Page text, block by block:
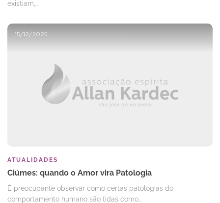
existiam,…
15/12/2025
ATUALIDADES
Ciúmes: quando o Amor vira Patologia
É preocupante observar como certas patologias do
comportamento humano são tidas como…